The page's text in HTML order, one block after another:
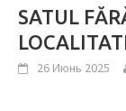
SATUL
26 Июнь 2025